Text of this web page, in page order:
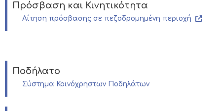
Πρόσβαση και Κινητικότητα
Αίτηση πρόσβασης σε πεζοδρομημένη περιοχή
Ποδήλατο
Σύστημα Κοινόχρηστων Ποδηλάτων